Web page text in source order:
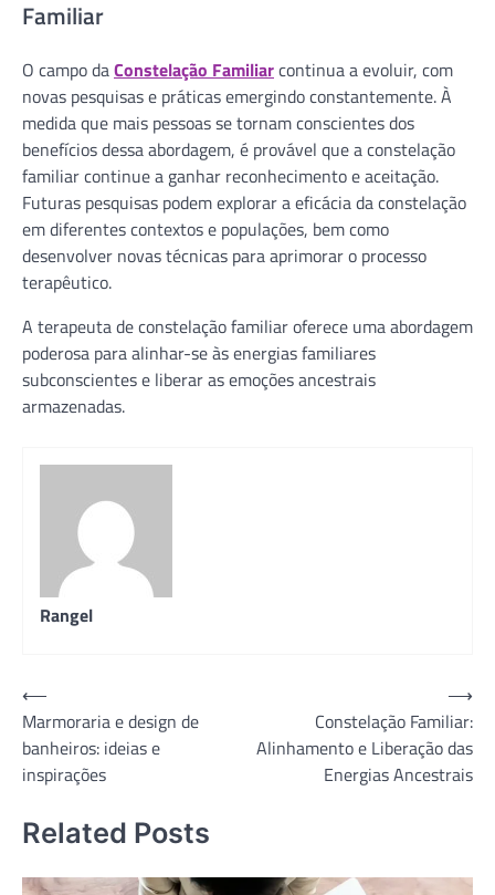
Familiar
O campo daConstelação Familiarcontinua a evoluir, com
novas pesquisas e práticas emergindo constantemente. À
medida que mais pessoas se tornam conscientes dos
benefícios dessa abordagem, é provável que a constelação
familiar continue a ganhar reconhecimento e aceitação.
Futuras pesquisas podem explorar a eficácia da constelação
em diferentes contextos e populações, bem como
desenvolver novas técnicas para aprimorar o processo
terapêutico.
A terapeuta de constelação familiar oferece uma abordagem
poderosa para alinhar-se às energias familiares
subconscientes e liberar as emoções ancestrais
armazenadas.
Rangel
Navegação
de
Post
⟵
Marmoraria e design de
banheiros: ideias e
inspirações
Constelação Familiar:
Alinhamento e Liberação das
Energias Ancestrais
⟶
Related Posts